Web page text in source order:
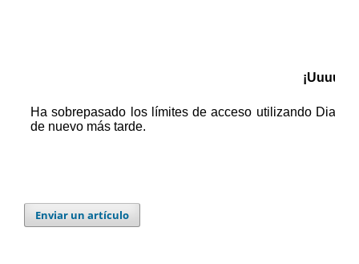
Enviar un artículo